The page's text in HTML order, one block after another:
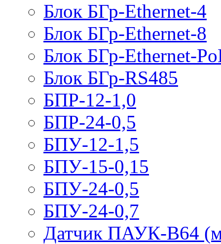
Блок БГр-Ethernet-4
Блок БГр-Ethernet-8
Блок БГр-Ethernet-
Блок БГр-RS485
БПР-12-1,0
БПР-24-0,5
БПУ-12-1,5
БПУ-15-0,15
БПУ-24-0,5
БПУ-24-0,7
Датчик ПАУК-В64